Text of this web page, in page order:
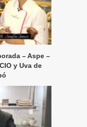
– Aspe –
y Uva de